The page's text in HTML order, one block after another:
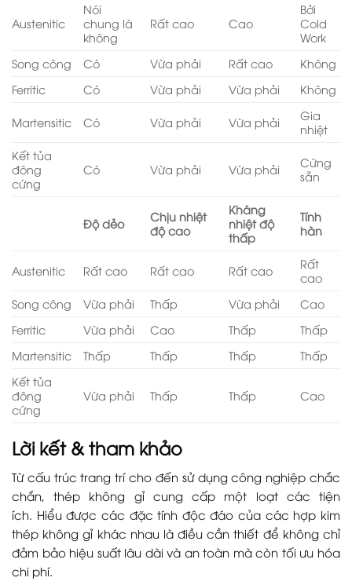
Austenitic
Nói
chung là
không
Rất cao Cao
Bởi
Cold
Work
Song công
Có Vừa phải Rất cao
Không
Ferritic
Có Vừa phải Vừa phải Không
Martensitic Có Vừa phải Vừa phải
Gia
nhiệt
Kết tủa
đông
cứng
Có Vừa phải Vừa phải
Cứng
sẵn
Độ dẻo
Chịu nhiệt
độ cao
Kháng
nhiệt độ
thấp
Tính
hàn
Austenitic Rất cao Rất cao Rất cao
Rất
cao
Song công
Vừa phải Thấp Vừa phải
Cao
Ferritic
Vừa phải Cao Thấp
Thấp
Martensitic
Thấp Thấp Thấp
Thấp
Kết tủa
đông
cứng
Vừa phải Thấp Thấp Cao
Lời kết & tham khảo
Từ cấu trúc trang trí cho đến sử dụng công nghiệp chắc
chắn, thép không gỉ cung cấp một loạt các tiện
ích. Hiểu được các đặc tính độc đáo của các hợp kim
thép không gỉ khác nhau là điều cần thiết để không chỉ
đảm bảo hiệu suất lâu dài và an toàn mà còn tối ưu hóa
chi phí.